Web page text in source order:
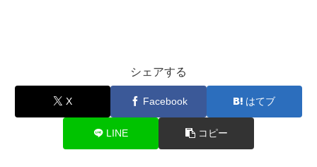
シェアする
X Facebook はてブ
LINE コピー